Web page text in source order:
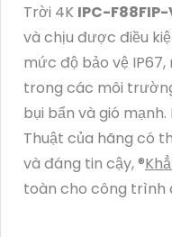
Trời 4K IPC-F88FIP-
và chịu được điều
mức độ bảo vệ
trong các môi
bụi bẩn và gió
Thuật của hãng có
và đáng tin cậy, ®️
toàn cho công trình